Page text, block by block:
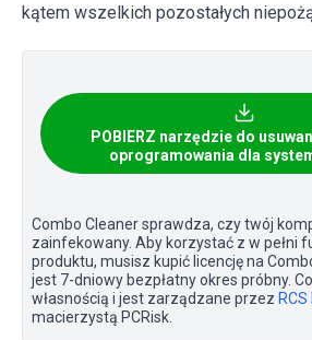
kątem wszelkich pozostałych
POBIERZ narzędzie do
oprogramowania dla
Combo Cleaner sprawdza, czy twój
zainfekowany. Aby korzystać z w pełni
produktu, musisz kupić licencję na
jest 7-dniowy bezpłatny okres próbny.
własnością i jest zarządzane przez RCS
macierzystą PCRisk.